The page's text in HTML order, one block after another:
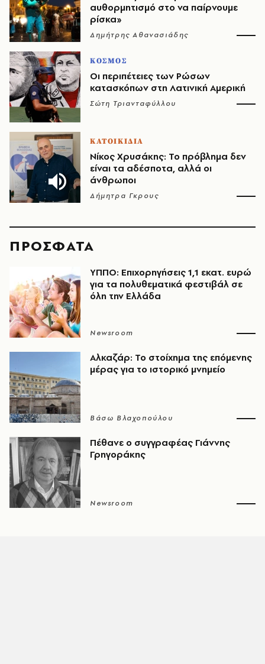
αυθορμητισμό στο να παίρνουμε
ρίσκα»
Δημήτρης Αθανασιάδης
ΚΟΣΜΟΣ
Οι περιπέτειες των Ρώσων
κατασκόπων στη Λατινική Αμερική
Σώτη Τριανταφύλλου
ΚΑΤΟΙΚΙΔΙΑ
Νίκος Χρυσάκης: Το πρόβλημα δεν
είναι τα αδέσποτα, αλλά οι
άνθρωποι
Δήμητρα Γκρους
ΠΡΟΣΦΑΤΑ
ΥΠΠΟ: Επιχορηγήσεις 1,1 εκατ. ευρώ
για τα πολυθεματικά φεστιβάλ σε
όλη την Ελλάδα
Newsroom
Αλκαζάρ: Το στοίχημα της επόμενης
μέρας για το ιστορικό μνημείο
Βάσω Βλαχοπούλου
Πέθανε ο συγγραφέας Γιάννης
Γρηγοράκης
Newsroom